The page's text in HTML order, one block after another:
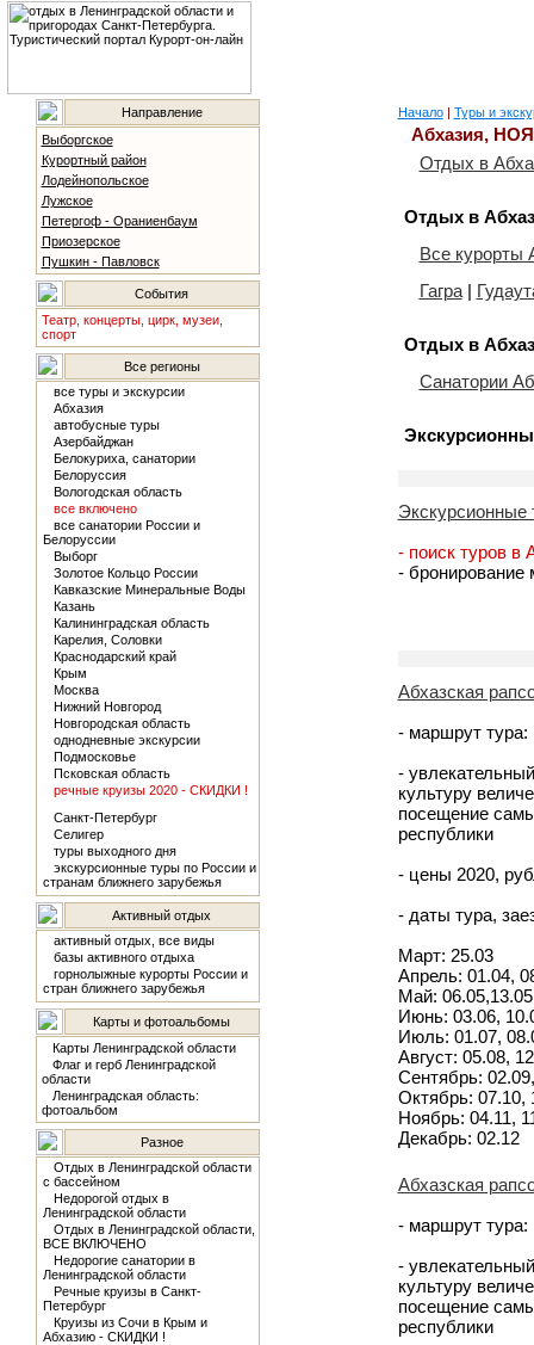
Направление
Выборгское
Курортный район
Лодейнопольское
Лужское
Петергоф - Ораниенбаум
Приозерское
Пушкин - Павловск
События
Театр, концерты, цирк, музеи,
спорт
Все регионы
все туры и экскурсии
Абхазия
автобусные туры
Азербайджан
Белокуриха, санатории
Белоруссия
Вологодская область
все включено
все санатории России и
Белоруссии
Выборг
Золотое Кольцо России
Кавказские Минеральные Воды
Казань
Калининградская область
Карелия, Соловки
Краснодарский край
Крым
Москва
Нижний Новгород
Новгородская область
однодневные экскурсии
Подмосковье
Псковская область
речные круизы 2020 - СКИДКИ !
Санкт-Петербург
Селигер
туры выходного дня
экскурсионные туры по России и
странам ближнего зарубежья
Активный отдых
активный отдых, все виды
базы активного отдыха
горнолыжные курорты России и
стран ближнего зарубежья
Карты и фотоальбомы
Карты Ленинградской области
Флаг и герб Ленинградской
области
Ленинградская область:
фотоальбом
Разное
Отдых в Ленинградской области
с бассейном
Недорогой отдых в
Ленинградской области
Отдых в Ленинградской области,
ВСЕ ВКЛЮЧЕНО
Недорогие санатории в
Ленинградской области
Речные круизы в Санкт-
Петербург
Круизы из Сочи в Крым и
Абхазию - СКИДКИ !
Начало| Туры и
Абхазия,
Отдых в
Отдых в
Все курорты
Гагра|
Отдых в
Санатории
Экскурсионные
- поиск туров в
- бронирование
Абхазская
- маршрут
-
культуру
посещение
республики
- цены 2020,
- даты тура,
Март: 25.03
Апрель: 01.04,
Май:
Июнь: 03.06,
Июль: 01.07,
Август: 05.08,
Сентябрь:
Октябрь: 07.10,
Ноябрь: 04.11,
Декабрь: 02.12
Абхазская
- маршрут
-
культуру
посещение
республики